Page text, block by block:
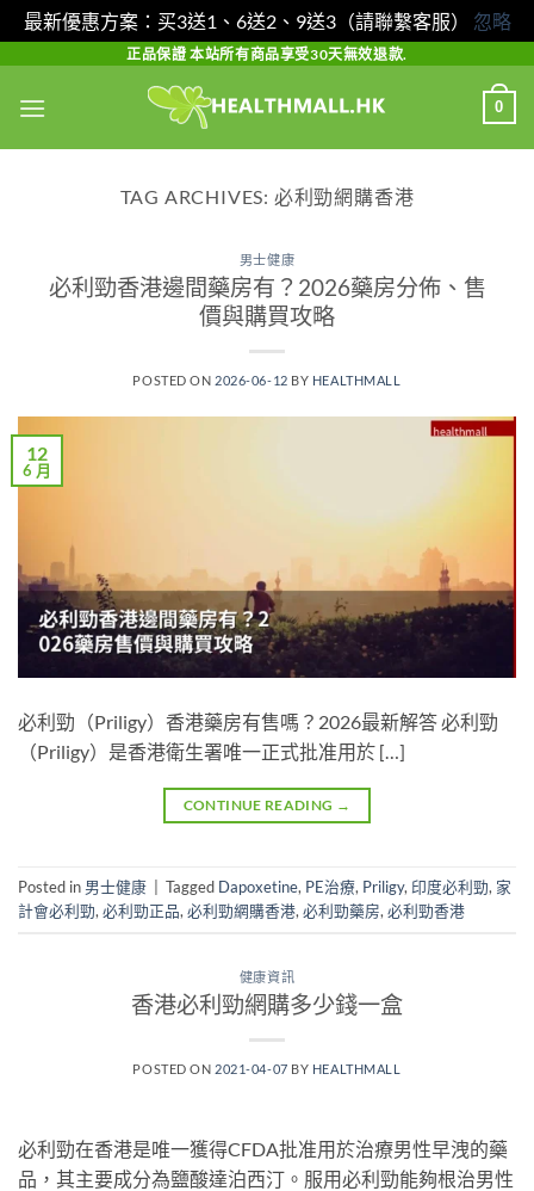
最新優惠方案：买3送1、6送2、9送3（請聯繫客服） 忽略
content
正品保證 本站所有商品享受30天無效退款.
0
TAG ARCHIVES: 必利勁網購香港
男士健康
必利勁香港邊間藥房有？2026藥房分佈、售
價與購買攻略
POSTED ON 2026-06-12 BY HEALTHMALL
12
6 月
必利勁（Priligy）香港藥房有售嗎？2026最新解答 必利勁
（Priligy）是香港衛生署唯一正式批准用於 […]
CONTINUE READING →
Posted in 男士健康 Tagged Dapoxetine, PE治療, Priligy,印度必利勁, 家
計會必利勁,必利勁正品,必利勁網購香港,必利勁藥房,必利勁香港
健康資訊
香港必利勁網購多少錢一盒
POSTED ON 2021-04-07 BY HEALTHMALL
必利勁在香港是唯一獲得CFDA批准用於治療男性早洩的藥
品，其主要成分為鹽酸達泊西汀。服用必利勁能夠根治男性